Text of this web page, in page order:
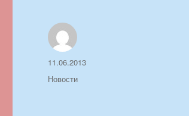
Автор
Опубликовано
11.06.2013
Рубрики
Новости